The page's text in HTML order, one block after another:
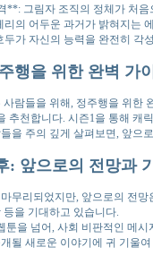
**: 그림자 조직의 정체가 처
의 어두운 과거가 밝혀지는
가 자신의 능력을 완전히 각
행을 위한 완벽 가
람들을 위해, 정주행을 위한
추천합니다. 시즌1을 통해 캐
을 주의 깊게 살펴보면, 앞으
: 앞으로의 전망과
무리되었지만, 앞으로의 전
을 기대하고 있습니다.
툰을 넘어, 사회 비판적인 메
될 새로운 이야기에 귀 기울여